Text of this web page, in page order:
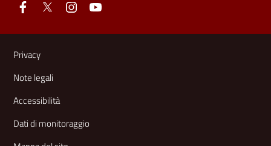
Link e informazioni utili
Privacy
Note legali
Accessibilità
Dati di monitoraggio